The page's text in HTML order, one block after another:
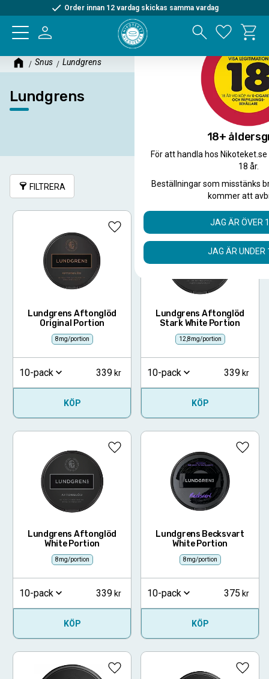
Meny
Order innan 12 vardag skickas samma vardag
Snus Lundgrens
Lundgrens
FILTRERA SORTERA
Lundgrens Aftonglöd
Original Portion
8mg/portion
Lägg till i favoriter
10-pack 339
KÖP
Lundgrens Aftonglöd
Stark White Portion
12,8mg/portion
Lägg
10-pack 339
KÖP
Lundgrens Aftonglöd
White Portion
8mg/portion
Lägg till i favoriter
10-pack 339
KÖP
Lundgrens Becksvart
White Portion
8mg/portion
Lägg
10-pack 375
KÖP
Lägg till i favoriter Lägg
18+
För att handla hos
18 år.
Beställningar som misstänks
kommer att
JAG ÄR ÖVER
JAG ÄR UNDER